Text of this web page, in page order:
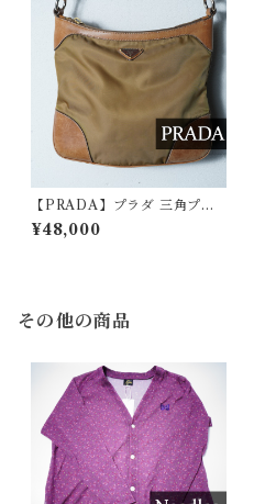
【PRADA】プラダ 三角プレ
ートロゴ高密度ナイロン・レ
ザーショルダーバッグ mastar
¥48,000
その他の商品